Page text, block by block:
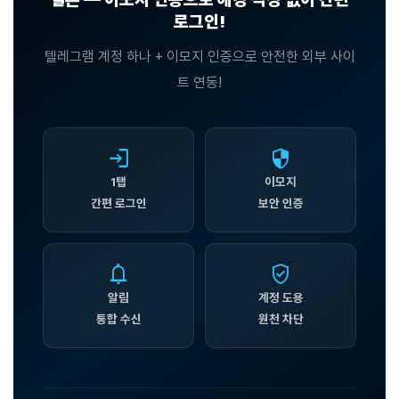
로그인!
텔레그램 계정 하나 + 이모지 인증으로 안전한 외부 사이
트 연동!
login
1탭
간편 로그인
security
이모지
보안 인증
notifications
알림
통합 수신
gpp_good
계정 도용
원천 차단